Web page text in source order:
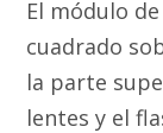
El módulo
cuadrado
la parte
lentes y el